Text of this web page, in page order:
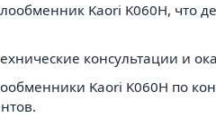
Kaori K060H, что
консультации и
Kaori K060H по